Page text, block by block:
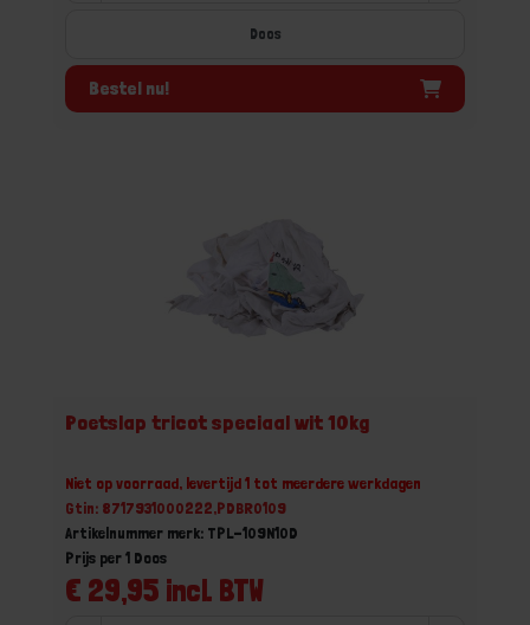
Doos
Bestel nu!
Poetslap tricot speciaal wit 10kg
Niet op voorraad, levertijd 1 tot meerdere werkdagen
Gtin: 8717931000222,PDBR0109
Artikelnummer merk: TPL-109N10D
€ 29,95 incl. BTW
Prijs per 1 Doos